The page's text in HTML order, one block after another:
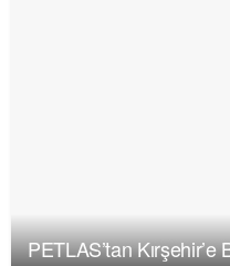
PETLAS’tan